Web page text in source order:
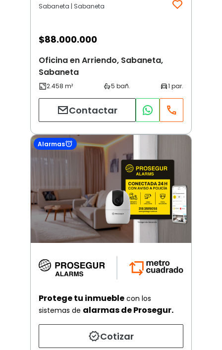
Sabaneta | Sabaneta
$88.000.000
Oficina en Arriendo, Sabaneta,
Sabaneta
Contactar
Alarmas
Protege tu inmueble con los
sistemas de alarmas de Prosegur.
Cotizar